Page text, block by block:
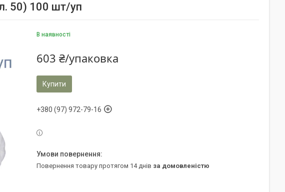
50) 100 шт/уп
В наявності
603 ₴/упаковка
Купити
+380 (97) 972-79-16
повернення товару протягом 14 днів за домовленістю